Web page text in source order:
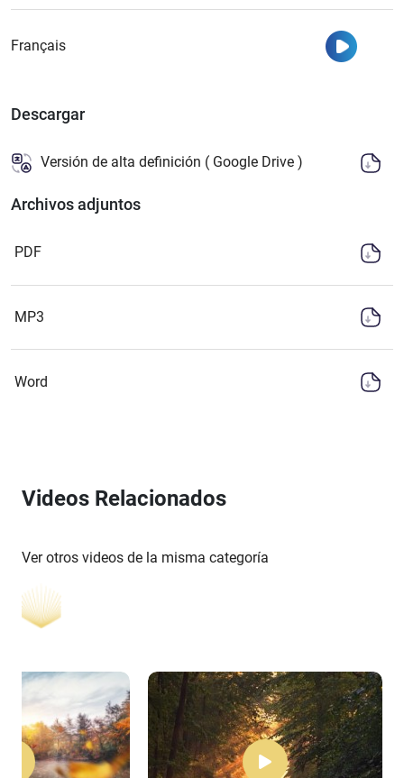
Français
Descargar
Versión de alta definición ( Google Drive )
Archivos adjuntos
PDF
MP3
Word
Videos Relacionados
Ver otros videos de la misma categoría